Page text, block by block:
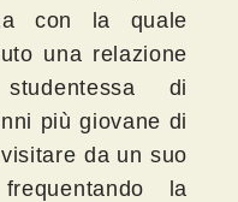
con la quale
una relazione
di
più giovane di
da un suo
la